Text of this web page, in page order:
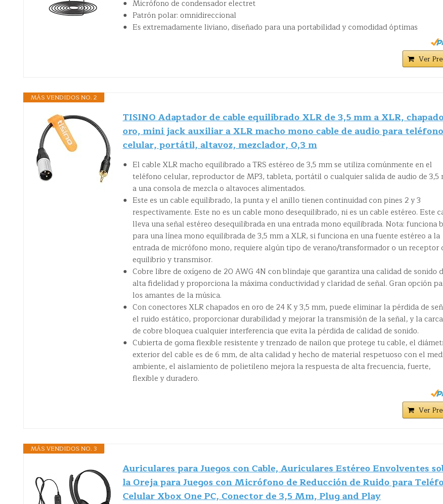
Micrófono de condensador electret
Patrón polar: omnidireccional
Es extremadamente liviano, diseñado para una portabilidad y comodidad óptimas
Ver
MÁS VENDIDOS NO. 2
TISINO Adaptador de cable equilibrado XLR de 3,5 mm a XLR,
oro, mini jack auxiliar a XLR macho mono cable de audio para teléfono
celular, portátil, altavoz, mezclador, 0,3 m
El cable XLR macho equilibrado a TRS estéreo de 3,5 mm se utiliza comúnmente en el
teléfono celular, reproductor de MP3, tableta, portátil o cualquier salida de audio de 3,5
a una consola de mezcla o altavoces alimentados.
Este es un cable equilibrado, la punta y el anillo tienen continuidad con pines 2 y 3
respectivamente. Este no es un cable mono desequilibrado, ni es un cable estéreo. Este
lleva una señal estéreo desequilibrada en una entrada mono equilibrada. Nota: funciona
para una línea mono equilibrada de 3,5 mm a XLR, si funciona en una fuente estéreo a la
entrada de micrófono mono, requiere algún tipo de verano/transformador o un receptor
equilibrio y transmisor.
Cobre libre de oxígeno de 20 AWG 4N con blindaje que garantiza una calidad de sonido
alta fidelidad y proporciona la máxima conductividad y claridad de señal. Gran opción
los amantes de la música.
Con conectores XLR chapados en oro de 24 K y 3,5 mm, puede eliminar la pérdida de
el ruido estático, proporcionar durabilidad y mejorar la transmisión de la señal, y la
de cobre bloquea cualquier interferencia que evita la pérdida de calidad de sonido.
Cubierta de goma flexible resistente y trenzado de nailon que protege tu cable, el
exterior del cable es de 6 mm, de alta calidad y hecho de material respetuoso con el
ambiente, el aislamiento de polietileno mejora la respuesta de alta frecuencia, fuerte,
flexible y duradero.
Ver
MÁS VENDIDOS NO. 3
Auriculares para Juegos con Cable, Auriculares Estéreo Envolventes
la Oreja para Juegos con Micrófono de Reducción de Ruido para
Celular Xbox One PC, Conector de 3,5 Mm, Plug and Play